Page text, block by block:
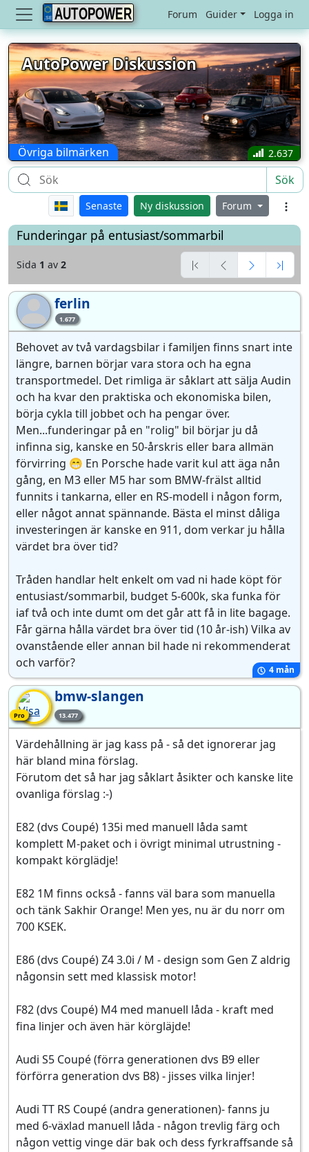
AUTOPOWER Forum Guider Logga in
AutoPower Diskussion
Övriga bilmärken 2.637
Sök
Senaste Ny diskussion Forum
Funderingar på entusiast/sommarbil
Sida 1 av 2
fe 1.677
ferlin
Behovet av två vardagsbilar i familjen finns snart inte
längre, barnen börjar vara stora och ha egna
transportmedel. Det rimliga är såklart att sälja Audin
och ha kvar den praktiska och ekonomiska bilen,
börja cykla till jobbet och ha pengar över.
Men...funderingar på en "rolig" bil börjar ju då
infinna sig, kanske en 50-årskris eller bara allmän
förvirring 😁 En Porsche hade varit kul att äga nån
gång, en M3 eller M5 har som BMW-frälst alltid
funnits i tankarna, eller en RS-modell i någon form,
eller något annat spännande. Bästa el minst dåliga
investeringen är kanske en 911, dom verkar ju hålla
värdet bra över tid?
Tråden handlar helt enkelt om vad ni hade köpt för
entusiast/sommarbil, budget 5-600k, ska funka för
iaf två och inte dumt om det går att få in lite bagage.
Får gärna hålla värdet bra över tid (10 år-ish) Vilka av
ovanstående eller annan bil hade ni rekommenderat
och varför?
4 mån
ProPro-medlem13.477
bmw-slangen
Värdehållning är jag kass på - så det ignorerar jag
här bland mina förslag.
Förutom det så har jag såklart åsikter och kanske lite
ovanliga förslag :-)
E82 (dvs Coupé) 135i med manuell låda samt
komplett M-paket och i övrigt minimal utrustning -
kompakt körglädje!
E82 1M finns också - fanns väl bara som manuella
och tänk Sakhir Orange! Men yes, nu är du norr om
700 KSEK.
E86 (dvs Coupé) Z4 3.0i / M - design som Gen Z aldrig
någonsin sett med klassisk motor!
F82 (dvs Coupé) M4 med manuell låda - kraft med
fina linjer och även här körgläjde!
Audi S5 Coupé (förra generationen dvs B9 eller
förförra generation dvs B8) - jisses vilka linjer!
Audi TT RS Coupé (andra generationen)- fanns ju
med 6-växlad manuell låda - någon trevlig färg och
någon vettig vinge där bak och dess fyrkraffsande så